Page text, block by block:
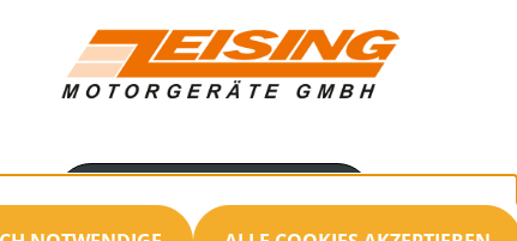
034692/21477